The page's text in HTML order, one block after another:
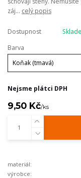
záj... celý popis
Dostupnost
Barva
Nejsme plátci DPH
9,50 Kč/ks
materiál:
výrobce: